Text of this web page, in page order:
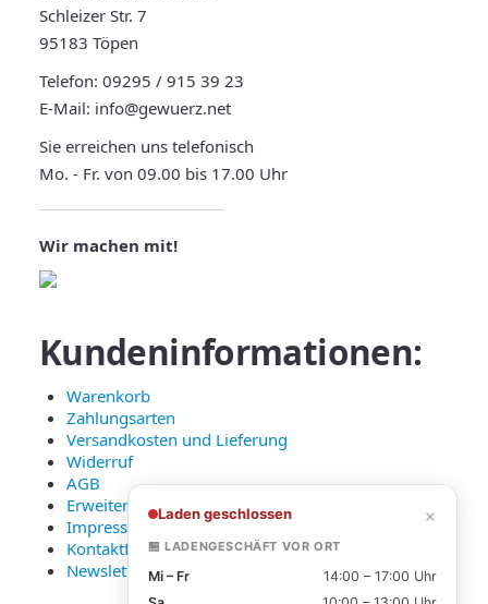
Schleizer Str. 7
95183 Töpen
Telefon: 09295 / 915 39 23
E-Mail: info@gewuerz.net
Sie erreichen uns telefonisch
Mo. - Fr. von 09.00 bis 17.00 Uhr
Wir machen mit!
Kundeninformationen:
Warenkorb
Zahlungsarten
Versandkosten und Lieferung
Widerruf
AGB
Erweiterte Datenschutzerklärung
Impressum
Kontaktformular
Newsletter Anmeldung
Laden geschlossen ×
🏪 LADENGESCHÄFT VOR ORT
Mi – Fr
14:00 – 17:00 Uhr